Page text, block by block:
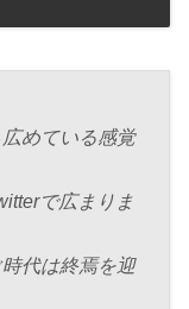
めている感覚
で広まりま
代は終焉を迎